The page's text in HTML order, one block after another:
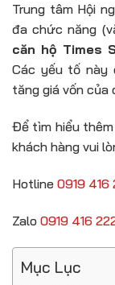
Trung tâm Hội
đa chức năng
căn hộ Times
Các yếu tố này
tăng giá vốn
Để tìm hiểu
khách hàng vui
Hotline 0919 416
Zalo 0919 416
Mục Lục